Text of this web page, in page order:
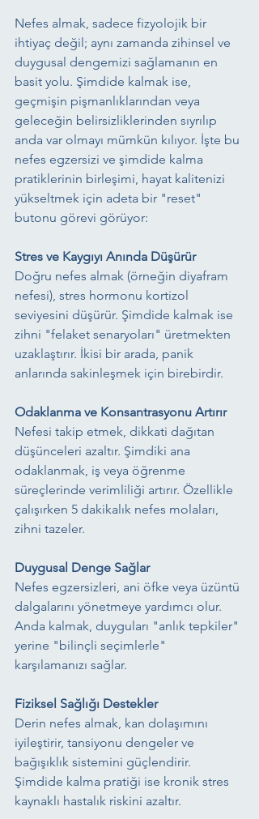
Nefes almak, sadece fizyolojik bir
ihtiyaç değil; aynı zamanda zihinsel ve
duygusal dengemizi sağlamanın en
basit yolu. Şimdide kalmak ise,
geçmişin pişmanlıklarından veya
geleceğin belirsizliklerinden sıyrılıp
anda var olmayı mümkün kılıyor. İşte bu
nefes egzersizi ve şimdide kalma
pratiklerinin birleşimi, hayat kalitenizi
yükseltmek için adeta bir "reset"
butonu görevi görüyor:
Stres ve Kaygıyı Anında Düşürür
Doğru nefes almak (örneğin diyafram
nefesi), stres hormonu kortizol
seviyesini düşürür. Şimdide kalmak ise
zihni "felaket senaryoları" üretmekten
uzaklaştırır. İkisi bir arada, panik
anlarında sakinleşmek için birebirdir.
Odaklanma ve Konsantrasyonu Artırır
Nefesi takip etmek, dikkati dağıtan
düşünceleri azaltır. Şimdiki ana
odaklanmak, iş veya öğrenme
süreçlerinde verimliliği artırır. Özellikle
çalışırken 5 dakikalık nefes molaları,
zihni tazeler.
Duygusal Denge Sağlar
Nefes egzersizleri, ani öfke veya üzüntü
dalgalarını yönetmeye yardımcı olur.
Anda kalmak, duyguları "anlık tepkiler"
yerine "bilinçli seçimlerle"
karşılamanızı sağlar.
Fiziksel Sağlığı Destekler
Derin nefes almak, kan dolaşımını
iyileştirir, tansiyonu dengeler ve
bağışıklık sistemini güçlendirir.
Şimdide kalma pratiği ise kronik stres
kaynaklı hastalık riskini azaltır.